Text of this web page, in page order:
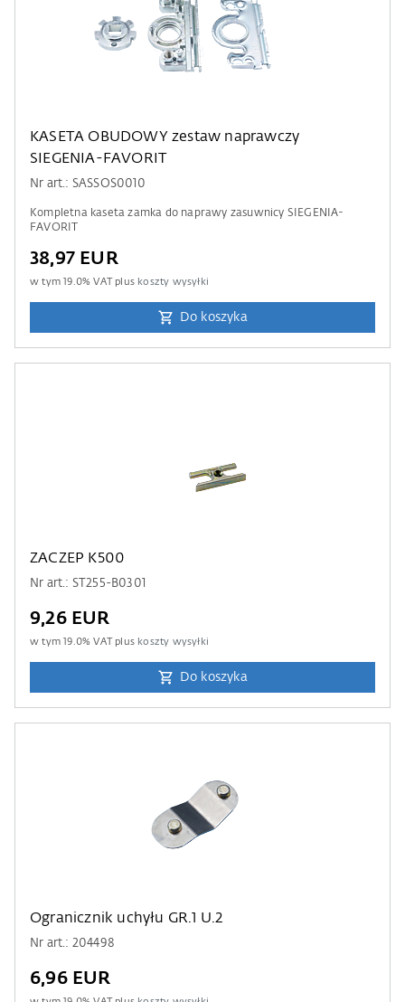
KASETA OBUDOWY zestaw naprawczy
SIEGENIA-FAVORIT
Nr art.: SASSOS0010
Kompletna kaseta zamka do naprawy zasuwnicy SIEGENIA-
FAVORIT
38,97 EUR
w tym19.0% VAT plus koszty wysyłki
Do koszyka
ZACZEP K500
Nr art.: ST255-B0301
9,26 EUR
w tym19.0% VAT plus koszty wysyłki
Do koszyka
Ogranicznik uchyłu GR.1 U.2
Nr art.: 204498
6,96 EUR